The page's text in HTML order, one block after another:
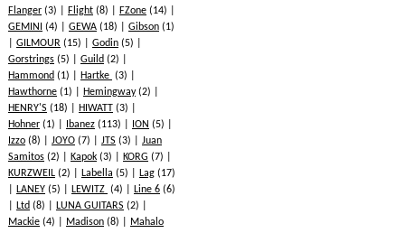
Flanger (3) Flight (8) FZone (14)
GEMINI
(4) GEWA (18) Gibson (1)
GILMOUR (15) Godin (5)
Gorstrings (5) Guild (2)
Hammond (1) Hartke (3)
Hawthorne (1) Hemingway(2)
HENRY'S (18) HIWATT (3)
Hohner (1) Ibanez (113) ION (5)
Izzo (8) JOYO (7) JTS (3)
Juan
Samitos (2) Kapok (3) KORG (7)
KURZWEIL (2) Labella (5) Lag (17)
LANEY (5) LEWITZ (4) Line 6 (6)
Ltd (8) LUNA GUITARS (2)
Mackie (4) Madison (8)
Mahalo